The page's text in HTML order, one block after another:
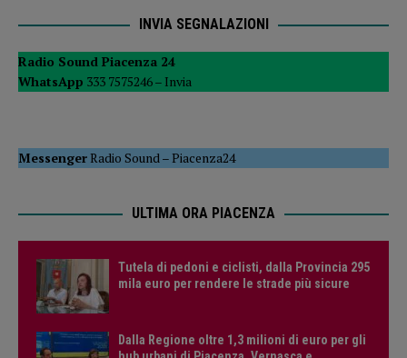
INVIA SEGNALAZIONI
Radio Sound Piacenza 24
WhatsApp 333 7575246 – Invia
MessengerRadio Sound–Piacenza24
ULTIMA ORA PIACENZA
Tutela di pedoni e ciclisti, dalla Provincia 295
mila euro per rendere le strade più sicure
Dalla Regione oltre 1,3 milioni di euro per gli